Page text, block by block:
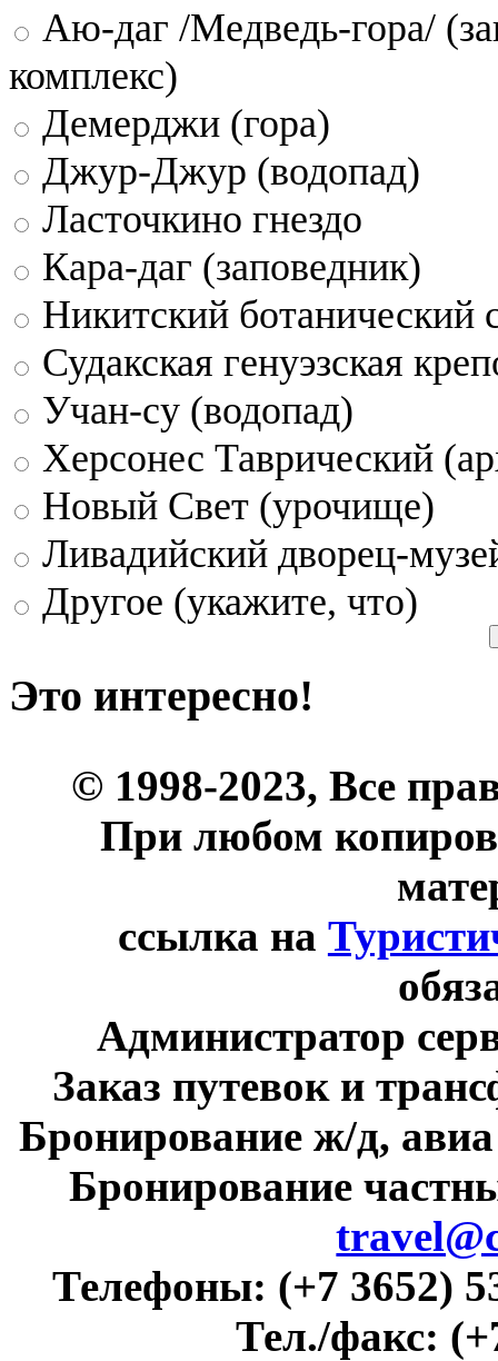
Аю-даг /Медведь-гора/
комплекс)
Демерджи (гора)
Джур-Джур (водопад)
Ласточкино гнездо
Кара-даг (заповедник)
Никитский ботанический
Судакская генуэзская
Учан-су (водопад)
Херсонес Таврический
Новый Свет (урочище)
Ливадийский дворец-
Другое (укажите, что)
Это интересно!
© 1998-2023, Все
При любом
ссылка на
Администратор
Заказ путевок и
Бронирование ж/д,
Бронирование
Телефоны: (+7 3652)
Тел./факс: